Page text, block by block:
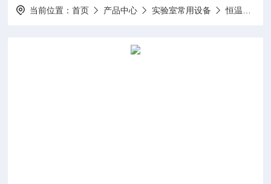
当前位置：首页 产品中心 实验室常用设备 恒温金属浴/干式恒温器